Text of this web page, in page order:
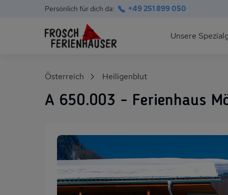
Persönlich für dich da: +49 251 899 050
Suchfeld
Hauptnavigation
Unsere
Polnische Ostsee
Skihütten &
Österreich Heiligenblut
A 650.003 - Ferienhaus